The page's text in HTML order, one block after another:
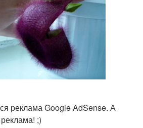
реклама Google AdSense. А
;)